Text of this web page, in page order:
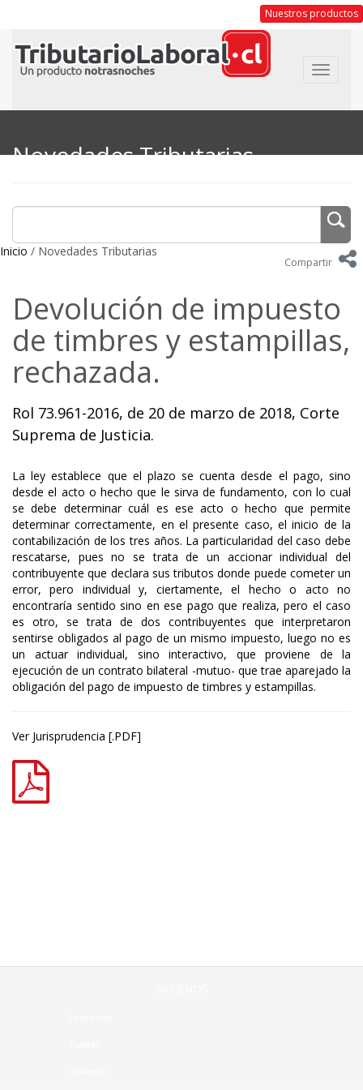
Nuestros productos
Toggle
Novedades Tributarias
Inicio / Novedades Tributarias
Compartir
Devolución de impuesto
de timbres y estampillas,
rechazada.
Rol 73.961-2016, de 20 de marzo de 2018, Corte
Suprema de Justicia.
La ley establece que el plazo se cuenta desde el pago, sino
desde el acto o hecho que le sirva de fundamento, con lo cual
se debe determinar cuál es ese acto o hecho que permite
determinar correctamente, en el presente caso, el inicio de la
contabilización de los tres años. La particularidad del caso debe
rescatarse, pues no se trata de un accionar individual del
contribuyente que declara sus tributos donde puede cometer un
error, pero individual y, ciertamente, el hecho o acto no
encontraría sentido sino en ese pago que realiza, pero el caso
es otro, se trata de dos contribuyentes que interpretaron
sentirse obligados al pago de un mismo impuesto, luego no es
un actuar individual, sino interactivo, que proviene de la
ejecución de un contrato bilateral -mutuo- que trae aparejado la
obligación del pago de impuesto de timbres y estampillas.
Ver Jurisprudencia [.PDF]